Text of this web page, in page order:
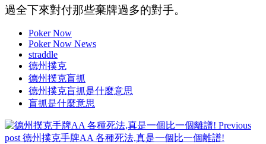
過全下來對付那些棄牌過多的對手。
Poker Now
Poker Now News
straddle
德州撲克
德州撲克盲抓
德州撲克盲抓是什麼意思
盲抓是什麼意思
Previous
post 德州撲克手牌AA 各種死法,真是一個比一個離譜!